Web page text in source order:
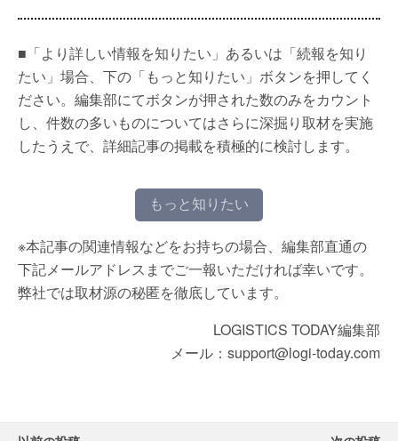
■「より詳しい情報を知りたい」あるいは「続報を知り
たい」場合、下の「もっと知りたい」ボタンを押してく
ださい。編集部にてボタンが押された数のみをカウント
し、件数の多いものについてはさらに深掘り取材を実施
したうえで、詳細記事の掲載を積極的に検討します。
もっと知りたい
※本記事の関連情報などをお持ちの場合、編集部直通の
下記メールアドレスまでご一報いただければ幸いです。
弊社では取材源の秘匿を徹底しています。
LOGISTICS TODAY編集部
メール：support@logi-today.com